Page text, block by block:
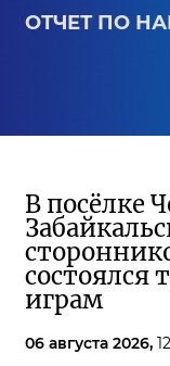
ОТЧЕТ ПО
В посёлке
состоялся
играм
06 августа 2026,